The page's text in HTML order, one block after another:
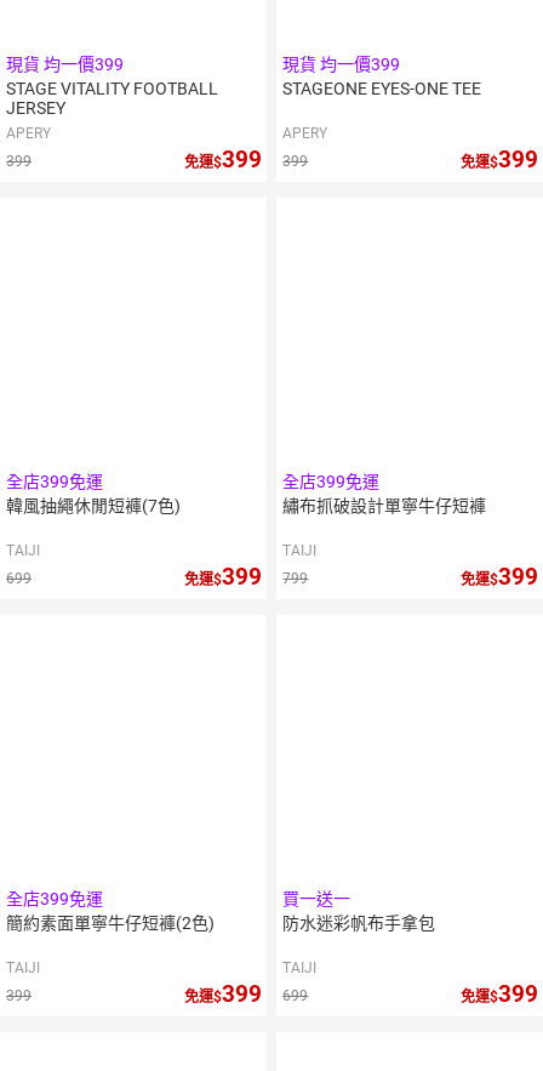
現貨 均一價399
STAGE VITALITY FOOTBALL
JERSEY
APERY
399
免運 399
現貨 均一價399
STAGEONE EYES-ONE TEE
APERY
399
免運 399
全店399免運
韓風抽繩休閒短褲(7色)
TAIJI
699
免運 399
全店399免運
繡布抓破設計單寧牛仔短褲
TAIJI
799
免運 399
全店399免運
簡約素面單寧牛仔短褲(2色)
TAIJI
399
免運 399
買一送一
防水迷彩帆布手拿包
TAIJI
699
免運 399